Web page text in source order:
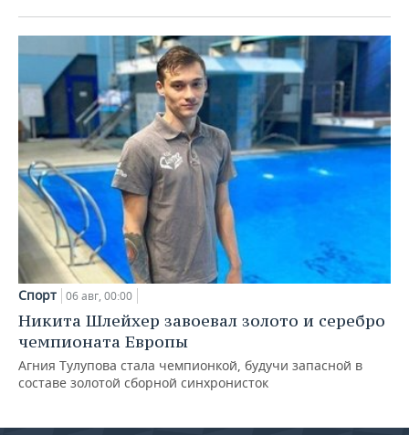
Спорт 06 авг, 00:00
Никита Шлейхер завоевал золото и серебро
чемпионата Европы
Агния Тулупова стала чемпионкой, будучи запасной в
составе золотой сборной синхронисток